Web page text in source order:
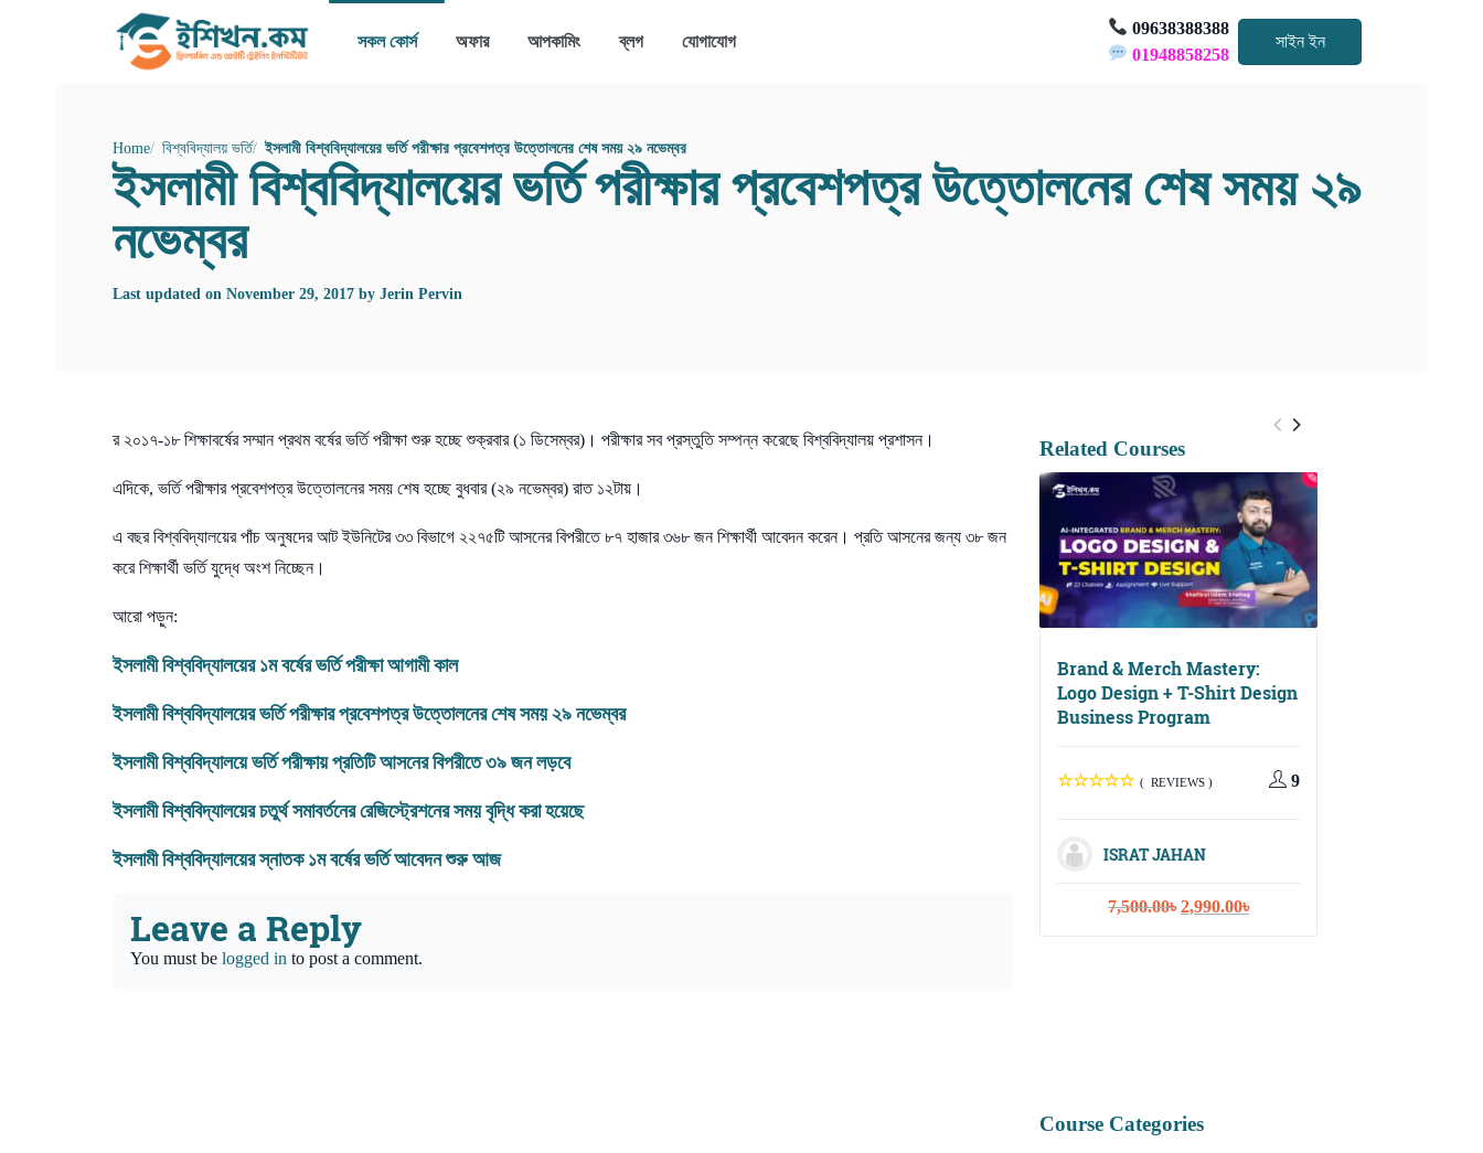
সকল কোর্স অফার আপকামিং ব্লগ যোগাযোগ
09638388388
01948858258
সাইন ইন
Home বিশ্ববিদ্যালয় ভর্তি ইসলামী বিশ্ববিদ্যালয়ের ভর্তি পরীক্ষার প্রবেশপত্র উত্তোলনের শেষ সময় ২৯ নভেম্বর
ইসলামী বিশ্ববিদ্যালয়ের ভর্তি পরীক্ষার প্রবেশপত্র উত্তোলনের শেষ সময় ২৯
নভেম্বর
Last updated on November 29, 2017 by Jerin Pervin
র ২০১৭-১৮ শিক্ষাবর্ষের সম্মান প্রথম বর্ষের ভর্তি পরীক্ষা শুরু হচ্ছে শুক্রবার (১ ডিসেম্বর)। পরীক্ষার সব প্রস্তুতি সম্পন্ন করেছে বিশ্ববিদ্যালয় প্রশাসন।
এদিকে, ভর্তি পরীক্ষার প্রবেশপত্র উত্তোলনের সময় শেষ হচ্ছে বুধবার (২৯ নভেম্বর) রাত ১২টায়।
এ বছর বিশ্ববিদ্যালয়ের পাঁচ অনুষদের আট ইউনিটের ৩৩ বিভাগে ২২৭৫টি আসনের বিপরীতে ৮৭ হাজার ৩৬৮ জন শিক্ষার্থী আবেদন করেন। প্রতি আসনের জন্য ৩৮ জন
করে শিক্ষার্থী ভর্তি যুদ্ধে অংশ নিচ্ছেন।
আরো পড়ুন:
ইসলামীবিশ্ববিদ্যালয়ের ১ম বর্ষের ভর্তি পরীক্ষা আগামী কাল
ইসলামীবিশ্ববিদ্যালয়ের ভর্তি পরীক্ষার প্রবেশপত্র উত্তোলনের শেষ সময় ২৯ নভেম্বর
ইসলামীবিশ্ববিদ্যালয়ে ভর্তি পরীক্ষায় প্রতিটি আসনের বিপরীতে ৩৯ জন লড়বে
ইসলামীবিশ্ববিদ্যালয়ের চতুর্থ সমাবর্তনের রেজিস্ট্রেশনের সময় বৃদ্ধি করা হয়েছে
ইসলামীবিশ্ববিদ্যালয়ের স্নাতক ১ম বর্ষের ভর্তি আবেদন শুরু আজ
Leave a Reply
You must be logged in to post a comment.
Related Courses
Brand & Merch Mastery:
Logo Design + T-Shirt Design
Business Program
( REVIEWS ) 9
ISRAT JAHAN
7,500.00৳ Original
2,990.00৳Current
Course Categories